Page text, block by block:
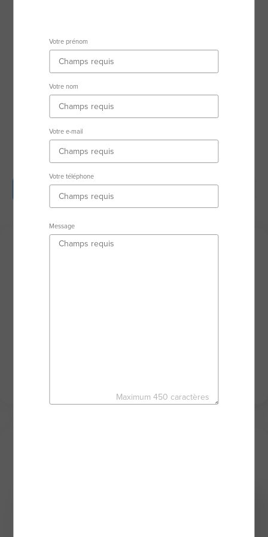
VENTE IMMOBILIER TRADITIONNEL ET
COMMERCIAL
RSAC : 51242285800039 SAINTES
Description Biens en vente Avis clients
Description
Votre prénom
Votre nom
Votre e-mail
Votre téléphone
Message
Maximum 450 caractères